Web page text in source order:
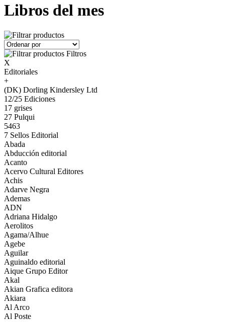
Libros del mes
Filtros
X
Editoriales
+
(DK) Dorling Kindersley Ltd
12/25 Ediciones
17 grises
27 Pulqui
5463
7 Sellos Editorial
Abada
Abducción editorial
Acanto
Acervo Cultural Editores
Achis
Adarve Negra
Ademas
ADN
Adriana Hidalgo
Aerolitos
Agama/Alhue
Agebe
Aguilar
Aguinaldo editorial
Aique Grupo Editor
Akal
Akian Grafica editora
Akiara
Al Arco
Al Poste